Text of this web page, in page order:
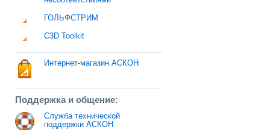
ГОЛЬФСТРИМ
C3D Toolkit
Интернет-магазин АСКОН
Поддержка и общение:
Служба технической
поддержки АСКОН